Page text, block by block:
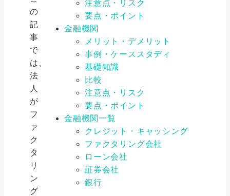
の
記
事
で
は、
法
人
が
フ
ァ
ク
タ
リ
ン
グ
注意点・リスク
要点・ポイント
金融機関
メリット・デメリット
事例・ケーススタディ
基礎知識
比較
注意点・リスク
要点・ポイント
金融機関一覧
クレジット・キャッシング
ファクタリング会社
ローン会社
証券会社
銀行